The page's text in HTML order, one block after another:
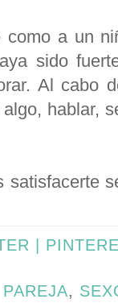
como a un
sido
Al cabo
hablar,
satisfacerte
|
PAREJA,